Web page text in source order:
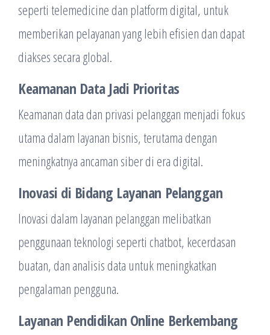
seperti telemedicine dan platform digital, untuk
memberikan pelayanan yang lebih efisien dan dapat
diakses secara global.
Keamanan Data Jadi Prioritas
Keamanan data dan privasi pelanggan menjadi fokus
utama dalam layanan bisnis, terutama dengan
meningkatnya ancaman siber di era digital.
Inovasi di Bidang Layanan Pelanggan
Inovasi dalam layanan pelanggan melibatkan
penggunaan teknologi seperti chatbot, kecerdasan
buatan, dan analisis data untuk meningkatkan
pengalaman pengguna.
Layanan Pendidikan Online Berkembang